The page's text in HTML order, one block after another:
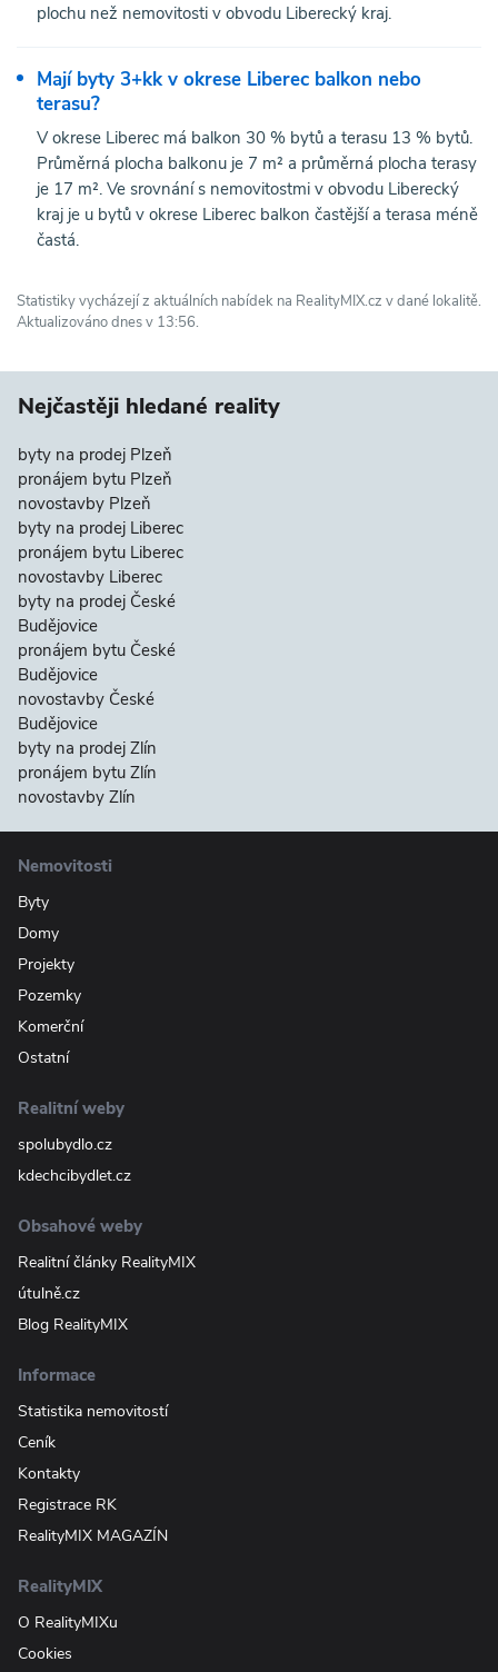
plochu než nemovitosti v obvodu Liberecký kraj.
Mají byty 3+kk v okrese Liberec balkon nebo
terasu?
V okrese Liberec má balkon 30 % bytů a terasu 13 % bytů.
Průměrná plocha balkonu je 7 m² a průměrná plocha terasy
je 17 m². Ve srovnání s nemovitostmi v obvodu Liberecký
kraj je u bytů v okrese Liberec balkon častější a terasa méně
častá.
Statistiky vycházejí z aktuálních nabídek na RealityMIX.cz v dané lokalitě.
Aktualizováno dnes v 13:56.
Nejčastěji hledané reality
byty na prodej Plzeň
pronájem bytu Plzeň
novostavby Plzeň
byty na prodej Liberec
pronájem bytu Liberec
novostavby Liberec
byty na prodej České
Budějovice
pronájem bytu České
Budějovice
novostavby České
Budějovice
byty na prodej Zlín
pronájem bytu Zlín
novostavby Zlín
Nemovitosti
Byty
Domy
Projekty
Pozemky
Komerční
Ostatní
Realitní weby
spolubydlo.cz
kdechcibydlet.cz
Obsahové weby
Realitní články RealityMIX
útulně.cz
Blog RealityMIX
Informace
Statistika nemovitostí
Ceník
Kontakty
Registrace RK
RealityMIX MAGAZÍN
RealityMIX
O RealityMIXu
Cookies